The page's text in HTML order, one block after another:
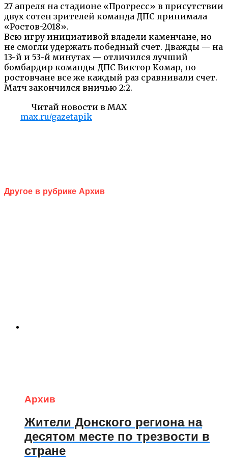
27 апреля на стадионе «Прогресс» в присутствии
двух сотен зрителей команда ДПС принимала
«Ростов-2018».
Всю игру инициативой владели каменчане, но
не смогли удержать победный счет. Дважды — на
13-й и 53-й минутах — отличился лучший
бомбардир команды ДПС Виктор Комар, но
ростовчане все же каждый раз сравнивали счет.
Матч закончился вничью 2:2.
Читай новости в MAX
max.ru/gazetapik
Другое в рубрике Архив
Архив
Жители Донского региона на
десятом месте по трезвости в
стране